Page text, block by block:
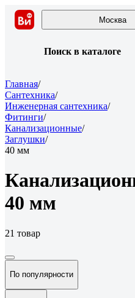
Москва
Поиск в каталоге
Главная/
Сантехника/
Инженерная сантехника/
Фитинги/
Канализационные/
Заглушки/
40 мм
40 мм
21 товар
По популярности